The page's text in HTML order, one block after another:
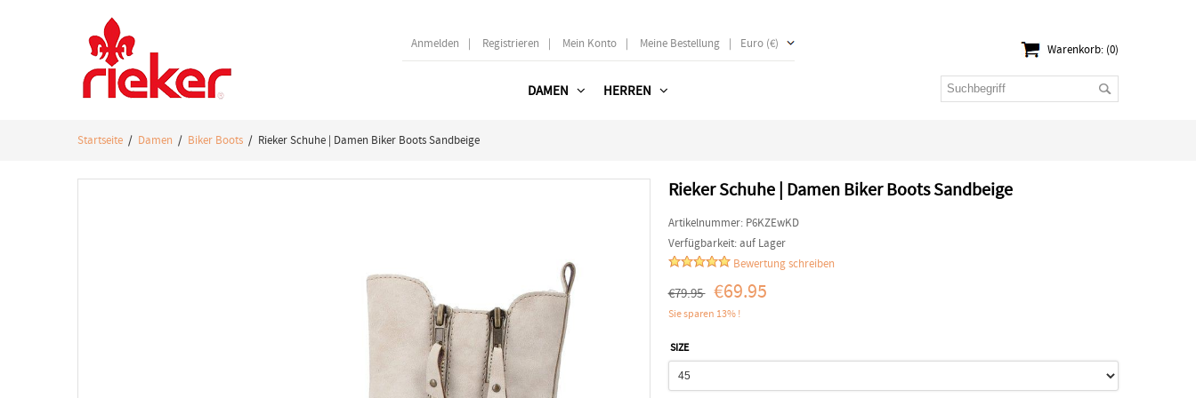
Anmelden | Registrieren | Mein Konto | Meine Bestellung | Euro (€) Warenkorb: (0)
DAMEN HERREN
Startseite / Damen / Biker Boots / Rieker Schuhe | Damen Biker Boots Sandbeige
Rieker Schuhe | Damen Biker Boots Sandbeige
Artikelnummer: P6KZEwKD
Verfügbarkeit:auf Lager
Bewertung schreiben
€79.95 €69.95
Sie sparen 13% !
SIZE